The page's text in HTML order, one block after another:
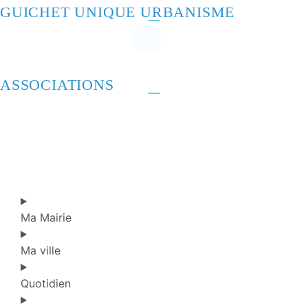
GUICHET UNIQUE URBANISME
ASSOCIATIONS
Ma Mairie
Ma ville
Quotidien